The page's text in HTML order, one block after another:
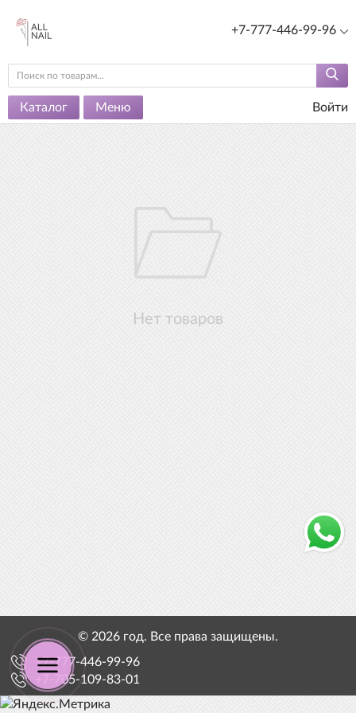
+7-777-446-99-96
Каталог Меню Войти
Нет товаров
© 2026 год. Все права защищены.
+7-777-446-99-96
+7-705-109-83-01